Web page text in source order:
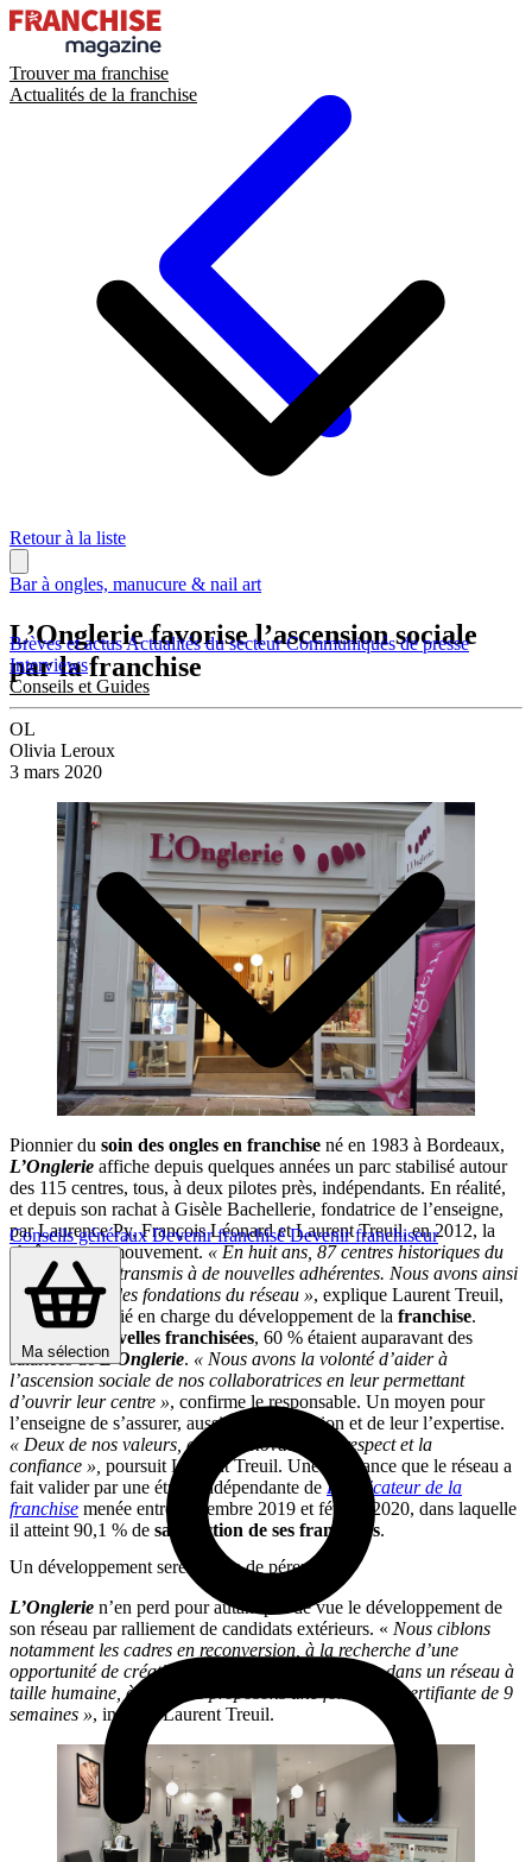
Trouver ma franchise
Actualités de la franchise
Brèves et actusActualités du secteurCommuniqués de presse
Interviews
Conseils et Guides
Conseils générauxDevenir franchiséDevenir franchiseur
Ma sélection
Retour à la liste
Bar à ongles, manucure & nail art
L’Onglerie favorise l’ascension sociale
par la franchise
OL
Olivia Leroux
3 mars 2020
Pionnier du soin des ongles en franchise né en 1983 à Bordeaux,
L’Onglerie affiche depuis quelques années un parc stabilisé autour
des 115 centres, tous, à deux pilotes près, indépendants. En réalité,
et depuis son rachat à Gisèle Bachellerie, fondatrice de l’enseigne,
par Laurence Py, François Léonard et Laurent Treuil, en 2012, la
chaîne est en mouvement. « En huit ans, 87 centres historiques du
réseau ont été transmis à de nouvelles adhérentes. Nous avons ainsi
refait le socle, les fondations du réseau », explique Laurent Treuil,
directeur associé en charge du développement de la franchise.
nouvelles franchisées, 60 % étaient auparavant des
salariées deL’Onglerie. « Nous avons la volonté d’aider à
l’ascension sociale de nos collaboratrices en leur permettant
d’ouvrir leur centre », confirme le responsable. Un moyen pour
l’enseigne de s’assurer, aussi, de leur passion et de leur l’expertise.
« Deux de nos valeurs, avec l’innovation, le respect et la
confiance », poursuit Laurent Treuil. Une confiance que le réseau a
fait valider par une étude indépendante deL
Indicateur de la
franchise menée entre novembre 2019 et février 2020, dans laquelle
il atteint 90,1 % de satisfaction de ses franchisés.
Un développement serein gage de pérennité
L’Onglerie n’en perd pour autant pas de vue le développement de
son réseau par ralliement de candidats extérieurs. « Nous ciblons
notamment les cadres en reconversion, à la recherche d’une
opportunité de création ou de reprise d’entreprise dans un réseau à
taille humaine, à qui nous proposons une formation certifiante de 9
semaines », indique Laurent Treuil.